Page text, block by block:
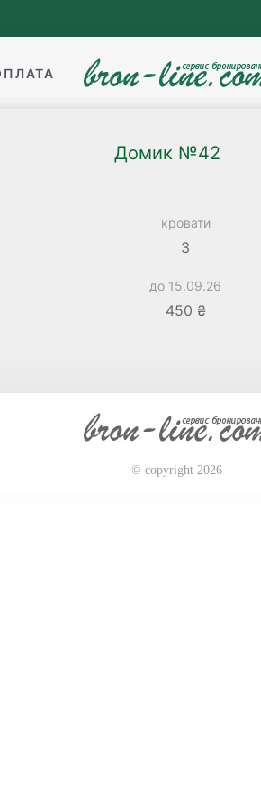
Домик №42
кровати
3
до 15.09.26
450 ₴
© copyright 2026